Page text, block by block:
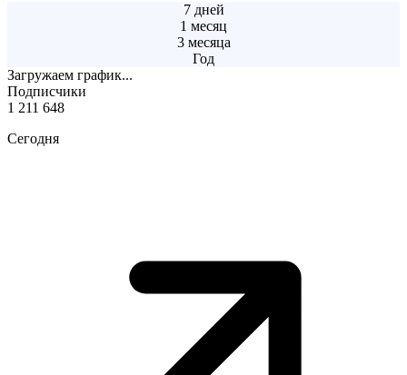
7 дней
1 месяц
3 месяца
Год
Загружаем график...
Подписчики
1 211 648
Сегодня